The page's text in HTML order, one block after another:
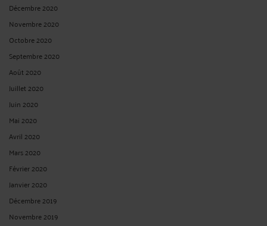
Décembre 2020
Novembre 2020
Octobre 2020
Septembre 2020
Août 2020
Juillet 2020
Juin 2020
Mai 2020
Avril 2020
Mars 2020
Février 2020
Janvier 2020
Décembre 2019
Novembre 2019